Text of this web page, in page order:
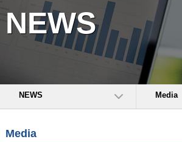
NEWS
NEWS Media
Media